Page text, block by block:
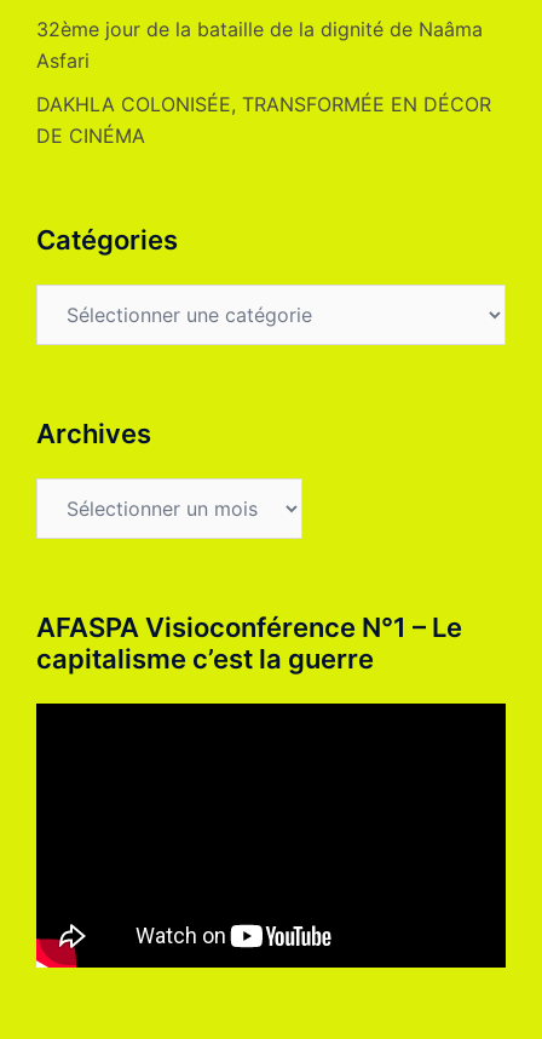
32ème jour de la bataille de la dignité de Naâma
Asfari
DAKHLA COLONISÉE, TRANSFORMÉE EN DÉCOR
DE CINÉMA
Catégories
Archives
AFASPA Visioconférence N°1 – Le
capitalisme c’est la guerre